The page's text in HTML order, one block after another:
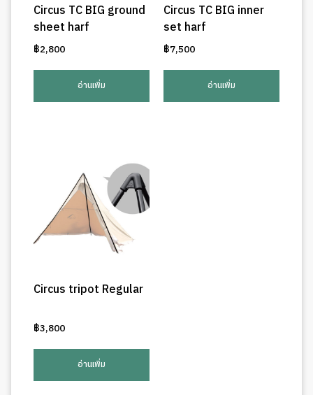
Circus TC BIG ground
sheet harf
฿2,800
อ่านเพิ่ม
Circus TC BIG inner
set harf
฿7,500
อ่านเพิ่ม
Circus tripot Regular
฿3,800
อ่านเพิ่ม